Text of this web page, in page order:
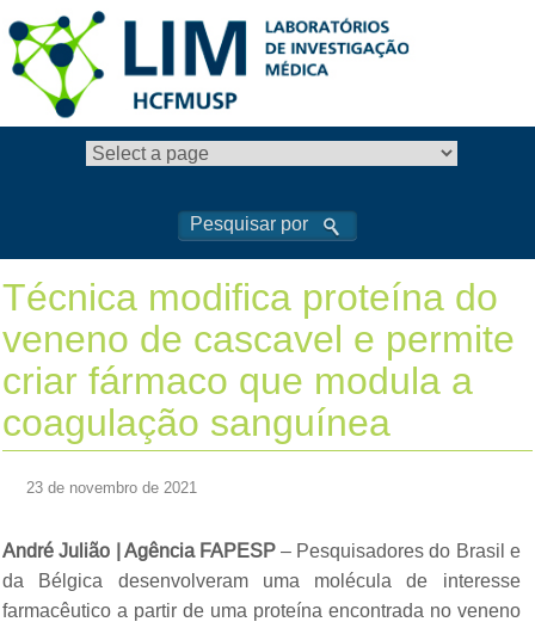
Técnica modifica proteína do
veneno de cascavel e permite
criar fármaco que modula a
coagulação sanguínea
23 de novembro de 2021
André Julião | Agência FAPESP– Pesquisadores do Brasil e
da Bélgica desenvolveram uma molécula de interesse
farmacêutico a partir de uma proteína encontrada no veneno